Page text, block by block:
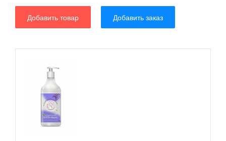
Добавить товар Добавить заказ